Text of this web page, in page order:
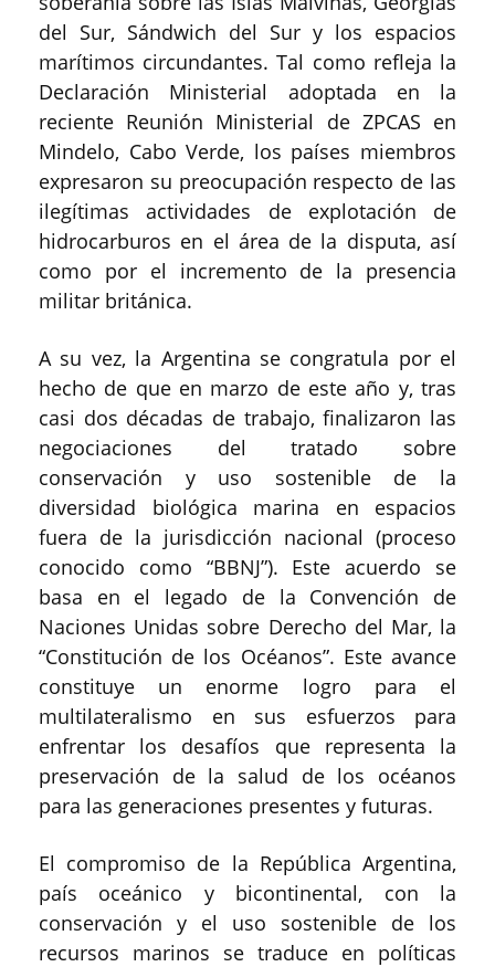
del Sur, Sándwich del Sur y los espacios
marítimos circundantes. Tal como refleja la
Declaración Ministerial adoptada en la
reciente Reunión Ministerial de ZPCAS en
Mindelo, Cabo Verde, los países miembros
expresaron su preocupación respecto de las
ilegítimas actividades de explotación de
hidrocarburos en el área de la disputa, así
como por el incremento de la presencia
militar británica.
A su vez, la Argentina se congratula por el
hecho de que en marzo de este año y, tras
casi dos décadas de trabajo, finalizaron las
negociaciones del tratado sobre
conservación y uso sostenible de la
diversidad biológica marina en espacios
fuera de la jurisdicción nacional (proceso
conocido como “BBNJ”). Este acuerdo se
basa en el legado de la Convención de
Naciones Unidas sobre Derecho del Mar, la
“Constitución de los Océanos”. Este avance
constituye un enorme logro para el
multilateralismo en sus esfuerzos para
enfrentar los desafíos que representa la
preservación de la salud de los océanos
para las generaciones presentes y futuras.
El compromiso de la República Argentina,
país oceánico y bicontinental, con la
conservación y el uso sostenible de los
recursos marinos se traduce en políticas